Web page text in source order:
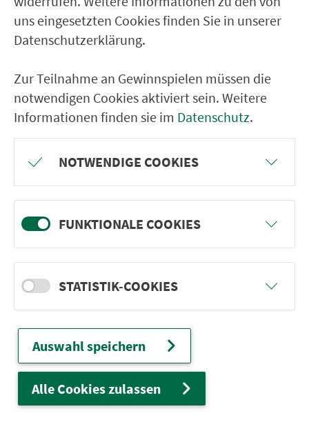
VGN-SOMMER 2026
Mach mit und gewinne einen von 1.000
Team-Plätzen für eine Abenteuer-Rallye!
weiter
Nürn­berg
22.000 Qua­drat­ki­lo­me­ter. 130 Ver­kehrs­un­
ter­neh­men. 1.100 Linien. Eine Fahr­kar­te.
uns eingesetzten Cookies finden Sie in unserer
Datenschutzerklärung.
Zur Teilnahme an Gewinnspielen müssen die
notwendigen Cookies aktiviert sein. Weitere
Informationen finden sie im Datenschutz.
NOTWENDIGE COOKIES
FUNKTIONALE COOKIES
STATISTIK-COOKIES
Auswahl speichern
Alle Cookies zulassen